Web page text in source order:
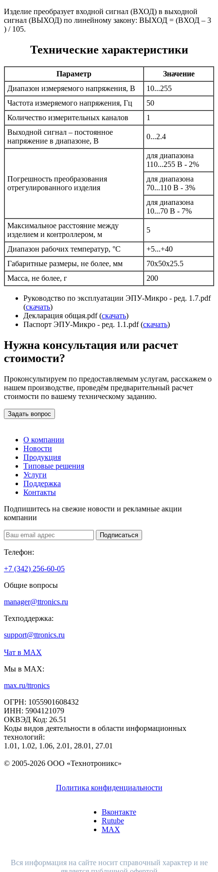
Изделие преобразует входной сигнал (ВХОД) в выходной
сигнал (ВЫХОД) по линейному закону: ВЫХОД = (ВХОД – 3
) / 105.
Технические характеристики
Параметр
Значение
Диапазон измеряемого напряжения, В
10...255
Частота измеряемого напряжения, Гц
50
Количество измерительных каналов
1
Выходной сигнал – постоянное
напряжение в диапазоне, В
0...2.4
Погрешность преобразования
отрегулированного изделия
для диапазона
110...255 В - 2%
для диапазона
70...110 В - 3%
для диапазона
10...70 В - 7%
Максимальное расстояние между
изделием и контроллером, м
5
Диапазон рабочих температур, °С
+5...+40
Габаритные размеры, не более, мм
70х50х25.5
Масса, не более, г
200
Руководство по эксплуатации ЭПУ-Микро - ред. 1.7.pdf
(скачать)
Декларация общая.pdf (скачать)
Паспорт ЭПУ-Микро - ред. 1.1.pdf (скачать)
Нужна консультация или расчет
стоимости?
Проконсультируем по предоставляемым услугам, расскажем о
нашем производстве, проведём предварительный расчет
стоимости по вашему техническому заданию.
Задать вопрос
О компании
Новости
Продукция
Типовые решения
Услуги
Поддержка
Контакты
Подпишитесь на свежие новости и рекламные акции
компании
Подписаться
Телефон:
+7 (342) 256-60-05
Общие вопросы
manager@ttronics.ru
Техподдержка:
support@ttronics.ru
Чат в МАХ
Мы в MAX:
max.ru/ttronics
ОГРН: 1055901608432
ИНН: 5904121079
ОКВЭД Код: 26.51
Коды видов деятельности в области информационных
технологий:
1.01, 1.02, 1.06, 2.01, 28.01, 27.01
© 2005-2026 ООО «Технотроникс»
Политика конфиденциальности
Вконтакте
Rutube
MAX
Вся информация на сайте носит справочный характер и не